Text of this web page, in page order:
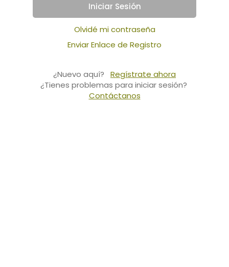
Iniciar Sesión
Olvidé mi contraseña
Enviar Enlace de Registro
¿Nuevo aquí?
Regístrate ahora
¿Tienes problemas para iniciar sesión?
Contáctanos